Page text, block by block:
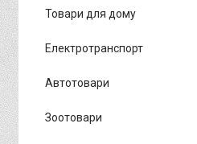
Товари для дому
Електротранспорт
Автотовари
Зоотовари